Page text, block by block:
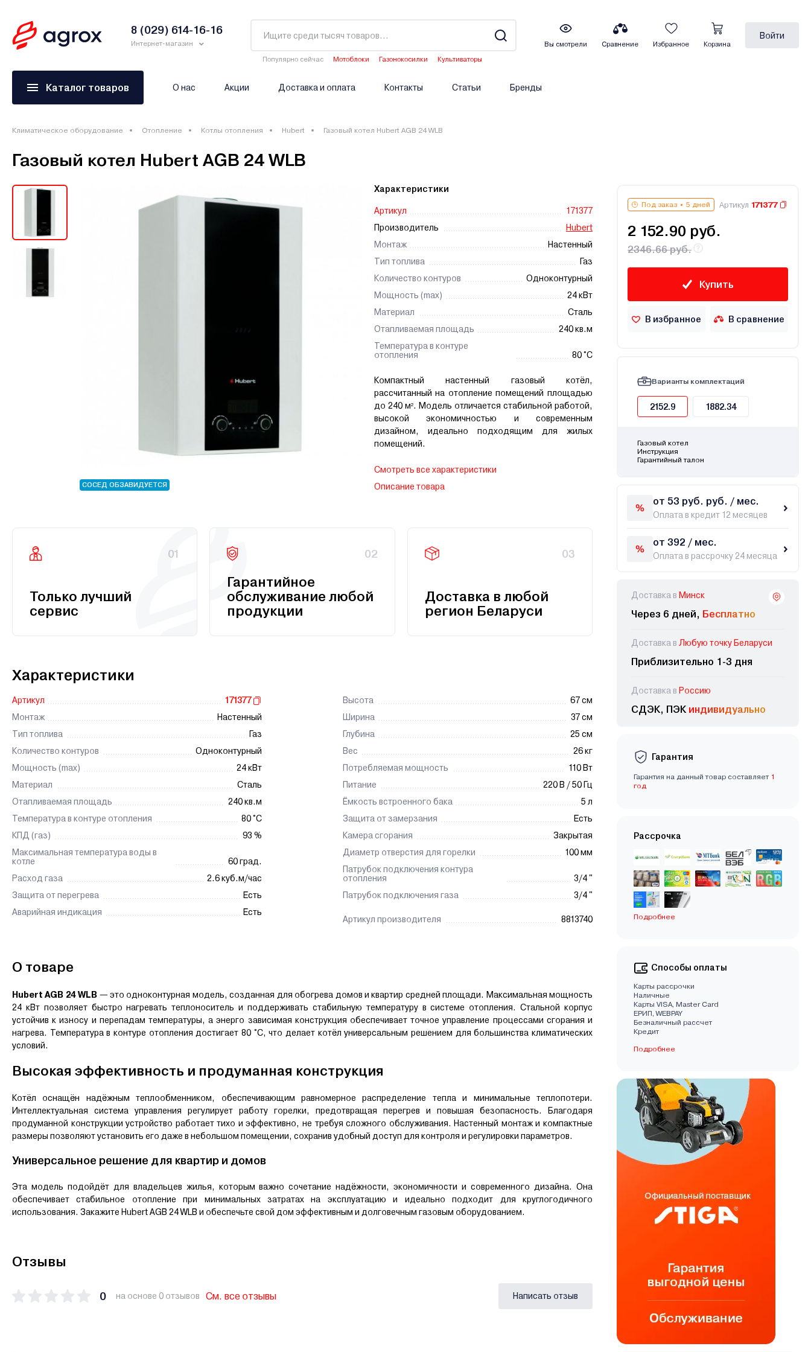
8 (029) 614-16-16
Интернет-магазин
Популярно сейчас Мотоблоки Газонокосилки
Культиваторы
Вы смотрели Сравнение Избранное Корзина
Войти
Каталог товаров О нас Акции Доставка и оплата Контакты Статьи Бренды
Климатическое оборудование Отопление Котлы отопления Hubert Газовый котел Hubert AGB 24 WLB
Газовый котел Hubert AGB 24 WLB
СОСЕД ОБЗАВИДУЕТСЯ
Характеристики
Артикул
171377
Производитель
Hubert
Монтаж
Настенный
Тип топлива
Газ
Количество контуров
Одноконтурный
Мощность (max)
24 кВт
Материал
Сталь
Отапливаемая площадь
240 кв.м
Температура в контуре
отопления
80 °C
Компактный настенный газовый котёл,
рассчитанный на отопление помещений площадью
до 240 м². Модель отличается стабильной работой,
высокой экономичностью и современным
дизайном, идеально подходящим для жилых
помещений.
Смотреть все характеристики
Описание товара
01
Только лучший
сервис
02
Гарантийное
обслуживание любой
продукции
03
Доставка в любой
регион Беларуси
Характеристики
Артикул
171377
Монтаж
Настенный
Тип топлива
Газ
Количество контуров
Одноконтурный
Мощность (max)
24 кВт
Материал
Сталь
Отапливаемая площадь
240 кв.м
Температура в контуре отопления
80 °C
КПД (газ)
93 %
Максимальная температура воды в
котле
60 град.
Расход газа
2.6 куб.м/час
Защита от перегрева
Есть
Аварийная индикация
Есть
Высота
67 см
Ширина
37 см
Глубина
25 см
Вес
26 кг
Потребляемая мощность
110 Вт
Питание
220 В / 50 Гц
Ёмкость встроенного бака
5 л
Защита от замерзания
Есть
Камера сгорания
Закрытая
Диаметр отверстия для горелки
100 мм
Патрубок подключения контура
отопления
3/4 "
Патрубок подключения газа
3/4 "
Артикул производителя 8813740
О товаре
Hubert AGB 24 WLB — это одноконтурная модель, созданная для обогрева домов и квартир средней площади. Максимальная мощность
24 кВт позволяет быстро нагревать теплоноситель и поддерживать стабильную температуру в системе отопления. Стальной корпус
устойчив к износу и перепадам температуры, а энерго зависимая конструкция обеспечивает точное управление процессами сгорания и
нагрева. Температура в контуре отопления достигает 80 °C, что делает котёл универсальным решением для большинства климатических
условий.
Высокая эффективность и продуманная конструкция
Котёл оснащён надёжным теплообменником, обеспечивающим равномерное распределение тепла и минимальные теплопотери.
Интеллектуальная система управления регулирует работу горелки, предотвращая перегрев и повышая безопасность. Благодаря
продуманной конструкции устройство работает тихо и эффективно, не требуя сложного обслуживания. Настенный монтаж и компактные
размеры позволяют установить его даже в небольшом помещении, сохранив удобный доступ для контроля и регулировки параметров.
Универсальное решение для квартир и домов
Эта модель подойдёт для владельцев жилья, которым важно сочетание надёжности, экономичности и современного дизайна. Она
обеспечивает стабильное отопление при минимальных затратах на эксплуатацию и идеально подходит для круглогодичного
использования. Закажите Hubert AGB 24 WLB и обеспечьте свой дом эффективным и долговечным газовым оборудованием.
Отзывы
0 на основе 0 отзывов См. все отзывы Написать отзыв
Под заказ 5 дней Артикул 171377
2 152.90 руб.
2346.66 руб.
Купить
В избранное В сравнение
Варианты комплектаций
2152.9 1882.34
Газовый котел
Инструкция
Гарантийный талон
от 53 руб. руб. / мес.
Оплата в кредит 12 месяцев
от 392 / мес.
Оплата в рассрочку 24 месяца
Доставка в Минск
Через 6 дней, Бесплатно
Доставка в Любую точку Беларуси
Приблизительно 1-3 дня
Доставка в Россию
СДЭК, ПЭК индивидуально
Гарантия
Гарантия на данный товар составляет 1
год
Рассрочка
Подробнее
Способы оплаты
Карты рассрочки
Наличные
Карты VISA, Master Card
EРИП, WEBPAY
Безналичный рассчет
Кредит
Подробнее